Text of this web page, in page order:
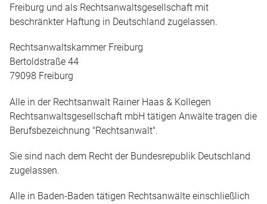
Freiburg und als Rechtsanwaltsgesellschaft mit
beschränkter Haftung in Deutschland zugelassen.
Rechtsanwaltskammer Freiburg
Bertoldstraße 44
79098 Freiburg
Alle in der Rechtsanwalt Rainer Haas & Kollegen
Rechtsanwaltsgesellschaft mbH tätigen Anwälte tragen die
Berufsbezeichnung "Rechtsanwalt".
Sie sind nach dem Recht der Bundesrepublik Deutschland
zugelassen.
Alle in Baden-Baden tätigen Rechtsanwälte einschließlich